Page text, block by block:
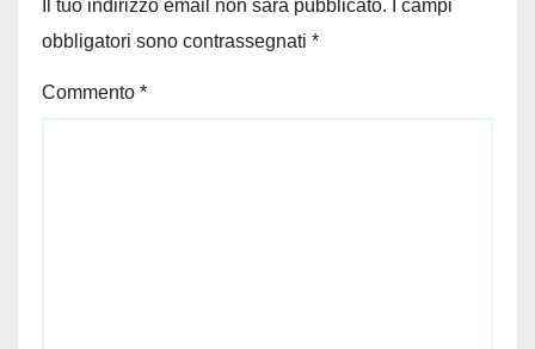
Il tuo indirizzo email non sarà pubblicato.
I campi
obbligatori sono contrassegnati *
Commento *